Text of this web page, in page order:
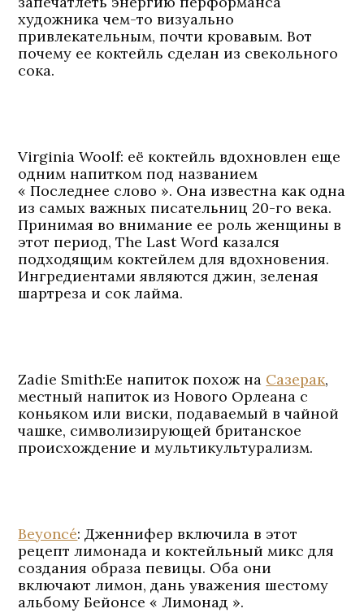
художника чем-то визуально
привлекательным, почти кровавым. Вот
почему ее коктейль сделан из свекольного
сока.
Virginia Woolf: её коктейль вдохновлен еще
одним напитком под названием
« Последнее слово ». Она известна как одна
из самых важных писательниц 20-го века.
Принимая во внимание ее роль женщины в
этот период, The Last Word казался
подходящим коктейлем для вдохновения.
Ингредиентами являются джин, зеленая
шартреза и сок лайма.
Zadie Smith:Ее напиток похож на Сазерак,
местный напиток из Нового Орлеана с
коньяком или виски, подаваемый в чайной
чашке, символизирующей британское
происхождение и мультикультурализм.
Beyoncé: Дженнифер включила в этот
рецепт лимонада и коктейльный микс для
создания образа певицы. Оба они
включают лимон, дань уважения шестому
альбому Бейонсе « Лимонад ».